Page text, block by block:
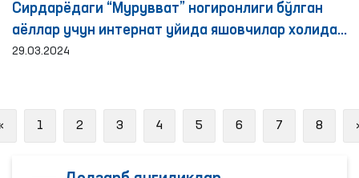
Сирдарёдаги “Мурувват” ногиронлиги бўлган
аёллар учун интернат уйида яшовчилар холидан
хабар олинди
29.03.2024
Previous
1 2 3 4 5 6 7 8